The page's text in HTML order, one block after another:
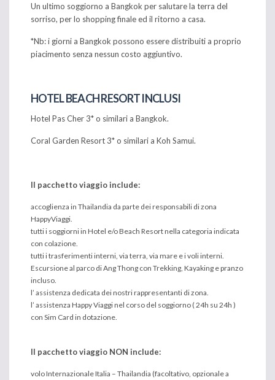
Un ultimo soggiorno a Bangkok per salutare la terra del
sorriso, per lo shopping finale ed il ritorno a casa.
*Nb: i giorni a Bangkok possono essere distribuiti a proprio
piacimento senza nessun costo aggiuntivo.
HOTEL BEACH RESORT INCLUSI
Hotel Pas Cher 3* o similari a Bangkok.
Coral Garden Resort 3* o similari a Koh Samui.
Il pacchetto viaggio include:
accoglienza in Thailandia da parte dei responsabili di zona
HappyViaggi.
tutti i soggiorni in Hotel e/o Beach Resort nella categoria indicata
con colazione.
tutti i trasferimenti interni, via terra, via mare e i voli interni.
Escursione al parco di Ang Thong con Trekking, Kayaking e pranzo
incluso.
l’ assistenza dedicata dei nostri rappresentanti di zona.
l’ assistenza Happy Viaggi nel corso del soggiorno ( 24h su 24h )
con Sim Card in dotazione.
Il pacchetto viaggio NON include:
volo Internazionale Italia – Thailandia (facoltativo, opzionale a